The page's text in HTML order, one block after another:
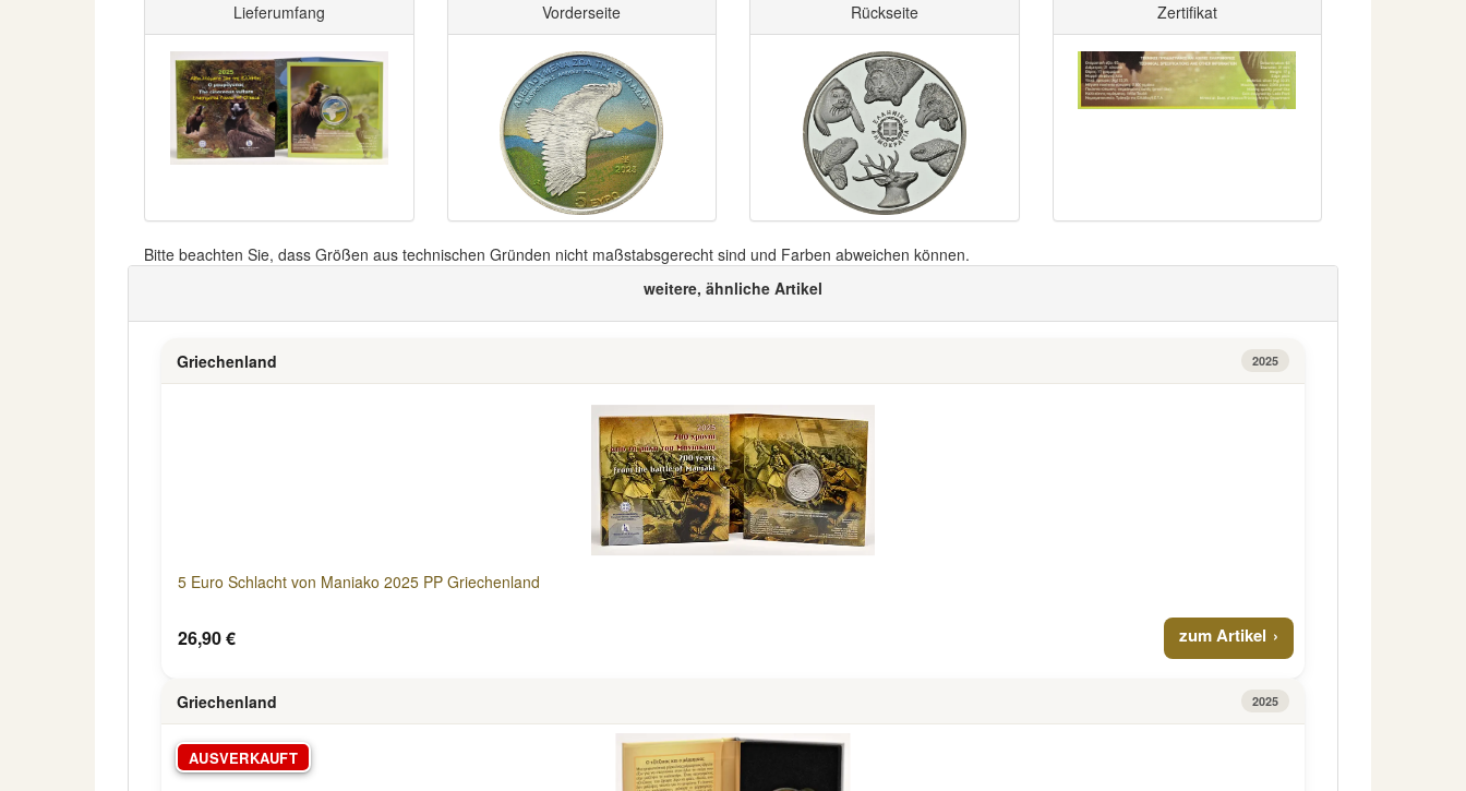
Lieferumfang Vorderseite Rückseite Zertifikat
Bitte beachten Sie, dass Größen aus technischen Gründen nicht maßstabsgerecht sind und Farben abweichen können.
weitere, ähnliche Artikel
Griechenland 2025
5 Euro Schlacht von Maniako 2025 PP Griechenland
26,90 € zum Artikel
Griechenland 2025
AUSVERKAUFT